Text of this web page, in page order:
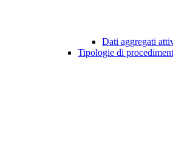
Dati aggregati
Tipologie di